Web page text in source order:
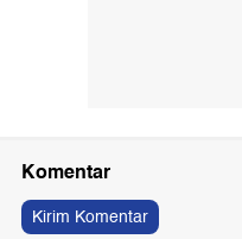
Komentar
Kirim Komentar